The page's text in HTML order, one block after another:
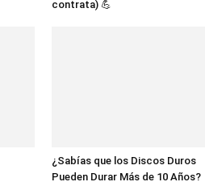
contrata) 💪
¿Sabías que los Discos Duros
Pueden Durar Más de 10 Años?